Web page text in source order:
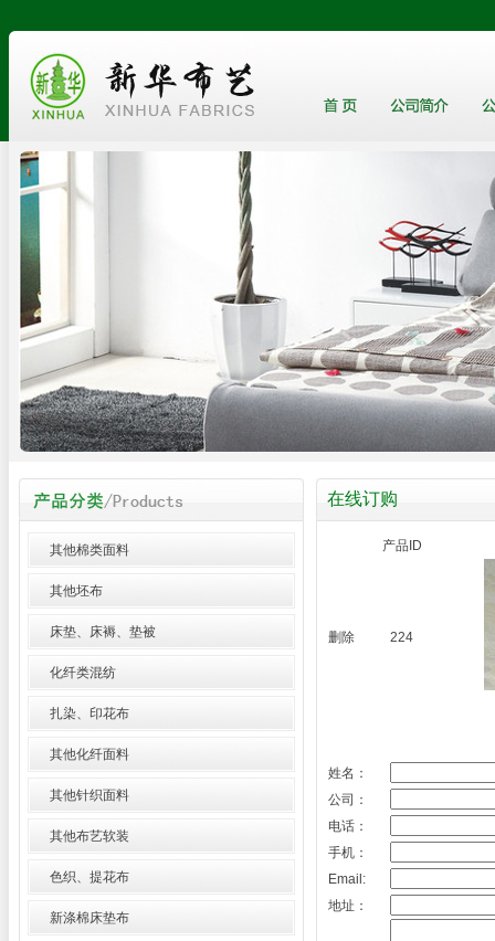
其他棉类面料
其他坯布
床垫、床褥、垫被
化纤类混纺
扎染、印花布
其他化纤面料
其他针织面料
其他布艺软装
色织、提花布
新涤棉床垫布
在线订购
产品ID
删除 224
姓名：
公司：
电话：
手机：
Email:
地址：